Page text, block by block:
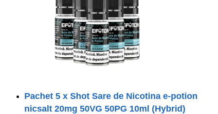
Pachet 5 x Shot Sare de Nicotina e-potion
nicsalt 20mg 50VG 50PG 10ml (Hybrid)